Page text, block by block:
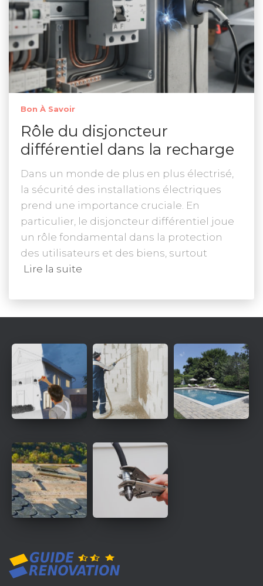
Bon À Savoir
Rôle du disjoncteur
différentiel dans la recharge
Dans un monde de plus en plus électrisé,
la sécurité des installations électriques
prend une importance cruciale. En
particulier, le disjoncteur différentiel joue
un rôle fondamental dans la protection
des utilisateurs et des biens, surtout
Lire la suite